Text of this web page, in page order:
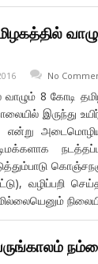
No
8 கோடி
இருந்து